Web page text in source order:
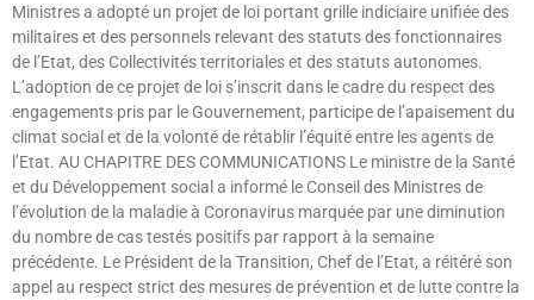
Ministres a adopté un projet de loi portant grille indiciaire unifiée des
militaires et des personnels relevant des statuts des fonctionnaires
de l’Etat, des Collectivités territoriales et des statuts autonomes.
L’adoption de ce projet de loi s’inscrit dans le cadre du respect des
engagements pris par le Gouvernement, participe de l’apaisement du
climat social et de la volonté de rétablir l’équité entre les agents de
l’Etat. AU CHAPITRE DES COMMUNICATIONS Le ministre de la Santé
et du Développement social a informé le Conseil des Ministres de
l’évolution de la maladie à Coronavirus marquée par une diminution
du nombre de cas testés positifs par rapport à la semaine
précédente. Le Président de la Transition, Chef de l’Etat, a réitéré son
appel au respect strict des mesures de prévention et de lutte contre la